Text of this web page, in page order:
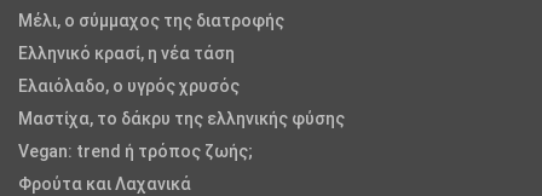
Μέλι, ο σύμμαχος της διατροφής
Ελληνικό κρασί, η νέα τάση
Ελαιόλαδο, ο υγρός χρυσός
Μαστίχα, το δάκρυ της ελληνικής φύσης
Vegan: trend ή τρόπος ζωής;
Φρούτα και Λαχανικά